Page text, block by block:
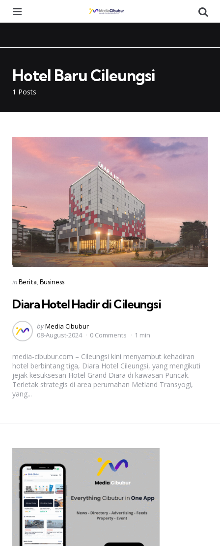
1 Posts
Hotel Baru Cileungsi
Categories
Posted
inBerita Business
Diara Hotel Hadir di Cileungsi
Posted
by
byMedia Cibubur
08-August-2024
0 Comments 1 min
media-cibubur.com – Cileungsi kini menyambut kehadiran
hotel berbintang tiga, Diara Hotel Cileungsi, yang mengikuti
jejak kesuksesan Hotel Grand Diara di kawasan Puncak.
Terletak strategis di area perumahan Metland Transyogi,
yang...